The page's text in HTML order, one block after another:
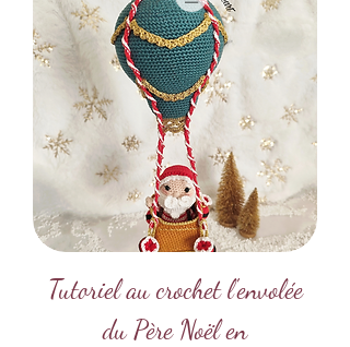
Tutoriel au crochet l'envolée
du Père Noël en